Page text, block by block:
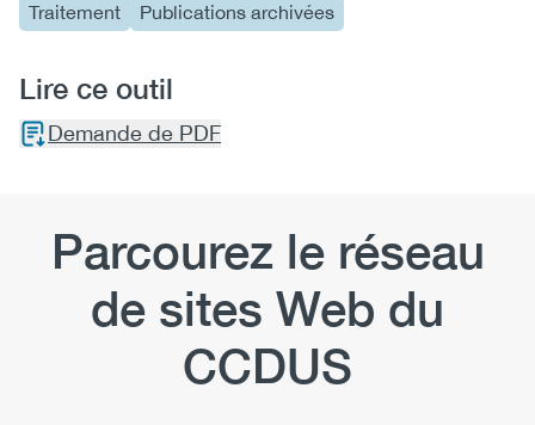
Traitement Publications archivées
Lire ce outil
Demande de PDF
Parcourez le réseau
de sites Web du
CCDUS